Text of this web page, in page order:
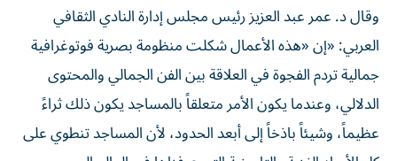
وقال د. عمر عبد العزيز رئيس مجلس إدارة النادي الثقافي
العربي: «إن «هذه الأعمال شكلت منظومة بصرية فوتوغرافية
جمالية تردم الفجوة في العلاقة بين الفن الجمالي والمحتوى
الدلالي، وعندما يكون الأمر متعلقاً بالمساجد يكون ذلك ثراءً
عظيماً، وشيئاً باذخاً إلى أبعد الحدود، لأن المساجد تنطوي على